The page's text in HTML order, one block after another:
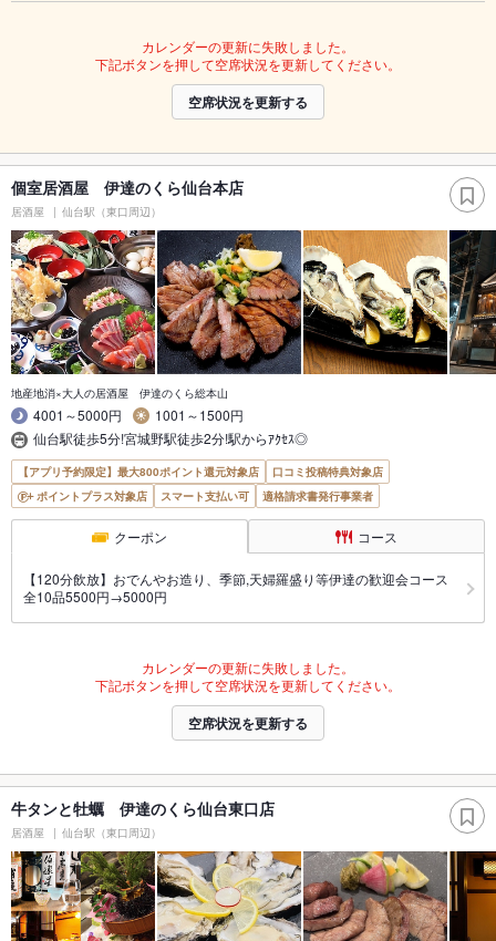
カレンダーの更新に失敗しました。
下記ボタンを押して空席状況を更新してください。
空席状況を更新する
個室居酒屋 伊達のくら仙台本店
居酒屋 仙台駅（東口周辺）
地産地消×大人の居酒屋 伊達のくら総本山
4001～5000円
1001～1500円
仙台駅徒歩5分!宮城野駅徒歩2分!駅からｱｸｾｽ◎
【アプリ予約限定】最大800ポイント還元対象店
口コミ投稿特典対象店
ポイントプラス対象店
スマート支払い可 適格請求書発行事業者
クーポン コース
【120分飲放】おでんやお造り、季節,天婦羅盛り等伊達の歓迎会コース
全10品5500円→5000円
カレンダーの更新に失敗しました。
下記ボタンを押して空席状況を更新してください。
空席状況を更新する
牛タンと牡蠣 伊達のくら仙台東口店
居酒屋 仙台駅（東口周辺）